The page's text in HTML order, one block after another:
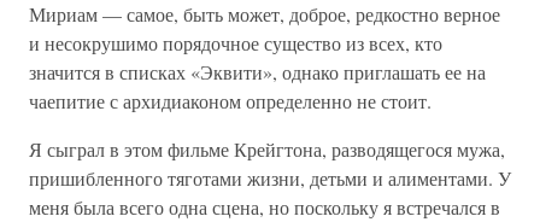
Мириам — самое, быть может, доброе, редкостно верное
и несокрушимо порядочное существо из всех, кто
значится в списках «Эквити», однако приглашать ее на
чаепитие с архидиаконом определенно не стоит.
Я сыграл в этом фильме Крейгтона, разводящегося мужа,
пришибленного тяготами жизни, детьми и алиментами. У
меня была всего одна сцена, но поскольку я встречался в